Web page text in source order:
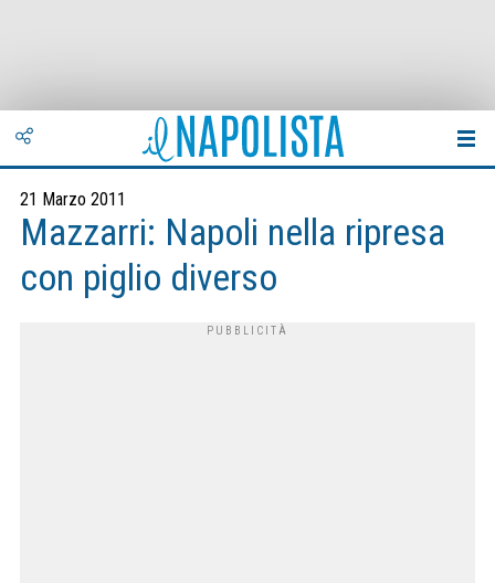
21 Marzo 2011
Mazzarri: Napoli nella ripresa
con piglio diverso